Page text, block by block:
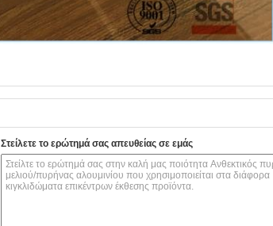
Στείλετε το ερώτημά σας απευθείας σε εμάς